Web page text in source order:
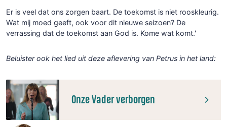
Er is veel dat ons zorgen baart. De toekomst is niet rooskleurig.
Wat mij moed geeft, ook voor dit nieuwe seizoen? De
verrassing dat de toekomst aan God is. Kome wat komt.'
Beluister ook het lied uit deze aflevering van Petrus in het land:
Onze Vader verborgen